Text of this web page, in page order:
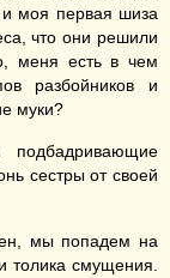
моя первая шиза
что они решили
меня есть в чем
разбойников и
муки?
сестры от своей
мы попадем на
толика смущения.